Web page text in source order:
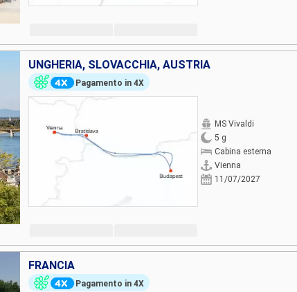
UNGHERIA, SLOVACCHIA, AUSTRIA
Pagamento in 4X
MS Vivaldi
5 g
Cabina esterna
Vienna
11/07/2027
FRANCIA
Pagamento in 4X